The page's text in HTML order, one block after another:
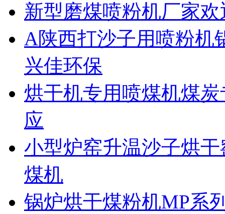
新型磨煤喷粉机厂家
A陕西打沙子用喷粉机
兴佳环保
烘干机专用喷煤机煤
应
小型炉窑升温沙子烘
煤机
锅炉烘干煤粉机MP系